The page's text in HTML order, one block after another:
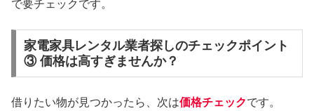
で要チェックです。
家電家具レンタル業者探しのチェックポイント
③ 価格は高すぎませんか？
借りたい物が見つかったら、次は価格チェックです。